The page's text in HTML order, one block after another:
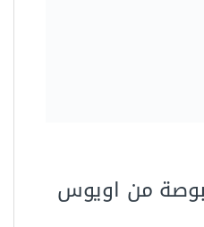
كماشة حدادي 8 بوصة من اويوس